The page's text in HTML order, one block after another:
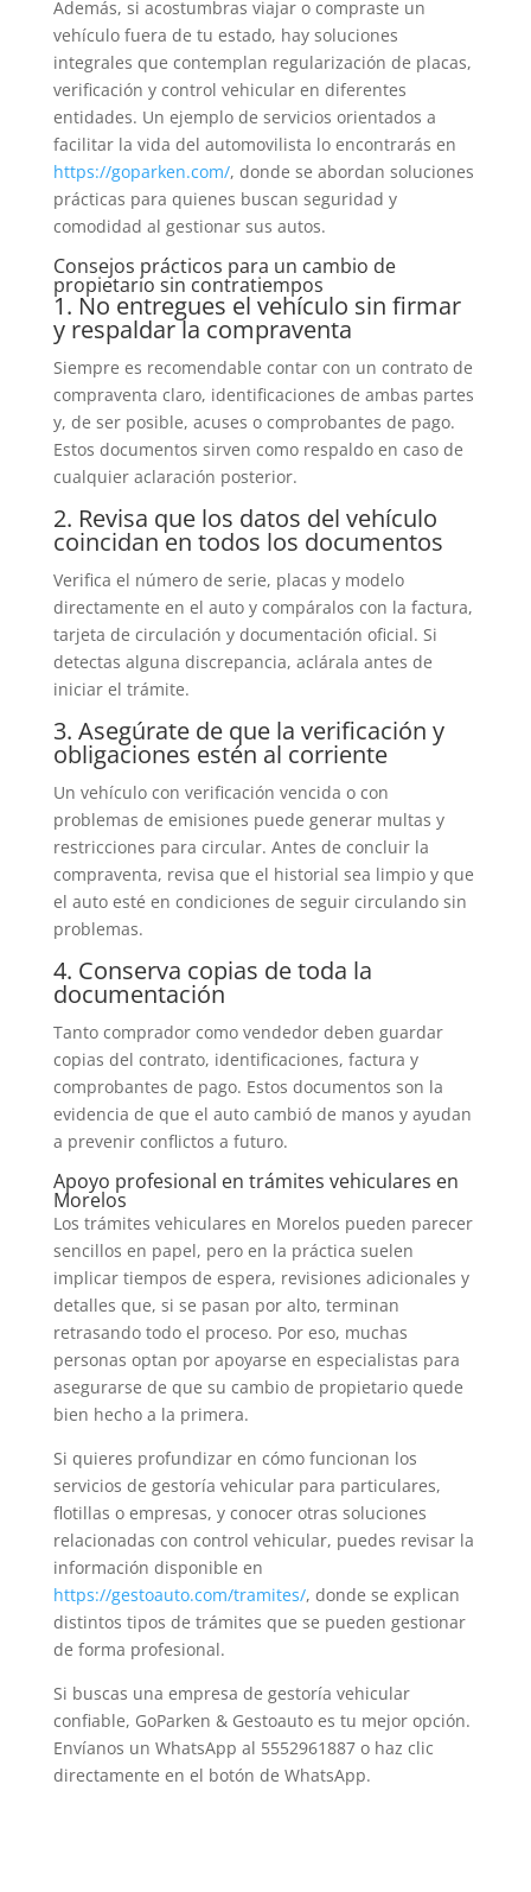
Además, si acostumbras viajar o compraste un
vehículo fuera de tu estado, hay soluciones
integrales que contemplan regularización de placas,
verificación y control vehicular en diferentes
entidades. Un ejemplo de servicios orientados a
facilitar la vida del automovilista lo encontrarás en
https://goparken.com/, donde se abordan soluciones
prácticas para quienes buscan seguridad y
comodidad al gestionar sus autos.
Consejos prácticos para un cambio de
propietario sin contratiempos
1. No entregues el vehículo sin firmar
y respaldar la compraventa
Siempre es recomendable contar con un contrato de
compraventa claro, identificaciones de ambas partes
y, de ser posible, acuses o comprobantes de pago.
Estos documentos sirven como respaldo en caso de
cualquier aclaración posterior.
2. Revisa que los datos del vehículo
coincidan en todos los documentos
Verifica el número de serie, placas y modelo
directamente en el auto y compáralos con la factura,
tarjeta de circulación y documentación oficial. Si
detectas alguna discrepancia, aclárala antes de
iniciar el trámite.
3. Asegúrate de que la verificación y
obligaciones estén al corriente
Un vehículo con verificación vencida o con
problemas de emisiones puede generar multas y
restricciones para circular. Antes de concluir la
compraventa, revisa que el historial sea limpio y que
el auto esté en condiciones de seguir circulando sin
problemas.
4. Conserva copias de toda la
documentación
Tanto comprador como vendedor deben guardar
copias del contrato, identificaciones, factura y
comprobantes de pago. Estos documentos son la
evidencia de que el auto cambió de manos y ayudan
a prevenir conflictos a futuro.
Apoyo profesional en trámites vehiculares en
Morelos
Los trámites vehiculares en Morelos pueden parecer
sencillos en papel, pero en la práctica suelen
implicar tiempos de espera, revisiones adicionales y
detalles que, si se pasan por alto, terminan
retrasando todo el proceso. Por eso, muchas
personas optan por apoyarse en especialistas para
asegurarse de que su cambio de propietario quede
bien hecho a la primera.
Si quieres profundizar en cómo funcionan los
servicios de gestoría vehicular para particulares,
flotillas o empresas, y conocer otras soluciones
relacionadas con control vehicular, puedes revisar la
información disponible en
https://gestoauto.com/tramites/, donde se explican
distintos tipos de trámites que se pueden gestionar
de forma profesional.
Si buscas una empresa de gestoría vehicular
confiable, GoParken & Gestoauto es tu mejor opción.
Envíanos un WhatsApp al 5552961887 o haz clic
directamente en el botón de WhatsApp.